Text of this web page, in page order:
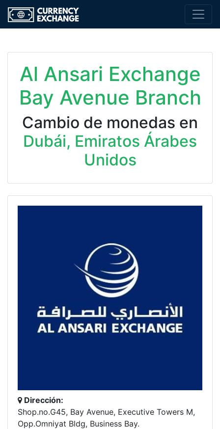
Al Ansari Exchange
Bay Avenue Branch
Cambio de monedas en
Dubái, Emiratos Árabes
Unidos
Dirección:
Shop.no.G45, Bay Avenue, Executive Towers M,
Opp.Omniyat Bldg, Business Bay.